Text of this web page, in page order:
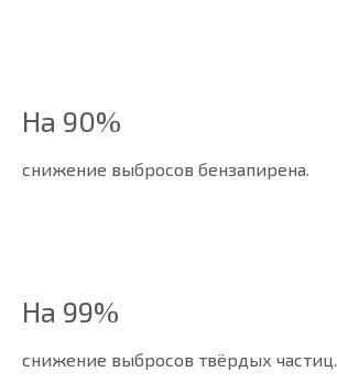
На 90%
снижение выбросов бензапирена.
На 99%
снижение выбросов твёрдых частиц.